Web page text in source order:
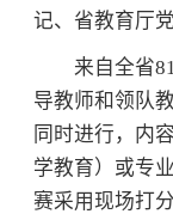
记、省教育厅
来自全省81
导教师和领队
同时进行，内
学教育）或专
赛采用现场打